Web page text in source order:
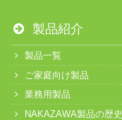
製品紹介
製品一覧
ご家庭向け製品
業務用製品
NAKAZAWA製品の歴史